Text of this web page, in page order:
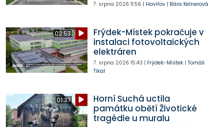
7. srpna 2026 11:56 | Havířov| Bára Kelnerová
02:53
Frýdek-Místek pokračuje v
instalaci fotovoltaických
elektráren
7. srpna 2026 15:43 | Frýdek-Místek| Tomáš
Tikal
01:37
Horní Suchá uctila
památku obětí Životické
tragédie u muralu